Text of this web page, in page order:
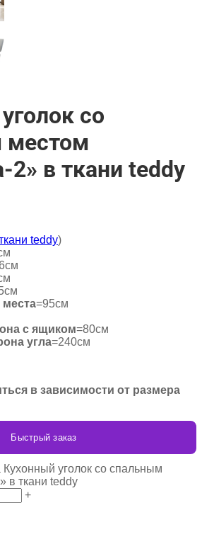
со
местом
2» в ткани teddy
teddy)
=95см
с ящиком=80см
угла=240см
в зависимости от размера
Быстрый заказ
Кухонный уголок со спальным
в ткани teddy
+